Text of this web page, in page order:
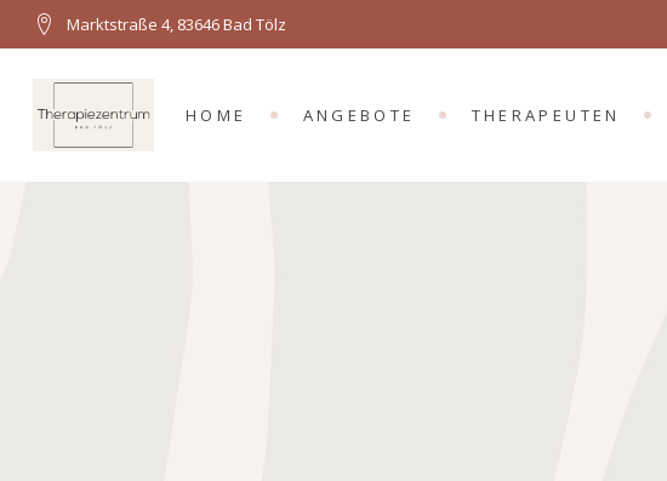
Marktstraße 4, 83646 Bad Tölz
HOME ANGEBOTE THERAPEUTEN